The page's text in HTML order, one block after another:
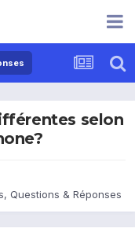
selon
Questions & Réponses